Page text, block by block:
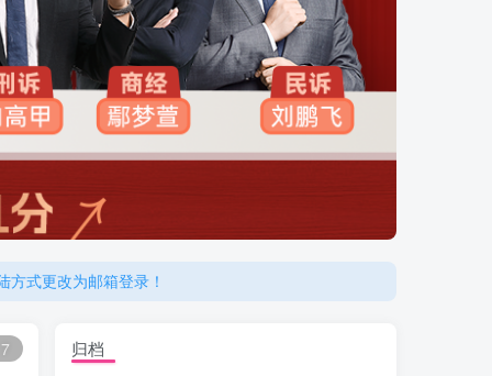
式更改为邮箱登录！
式更改为邮箱登录！
7 归档